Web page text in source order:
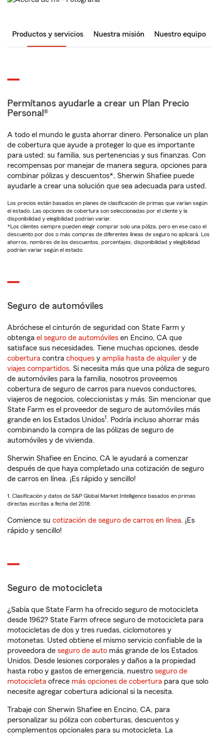
Productos y servicios Nuestra misión Nuestro equipo
Permítanos ayudarle a crear un Plan Precio
Personal®
A todo el mundo le gusta ahorrar dinero. Personalice un plan
de cobertura que ayude a proteger lo que es importante
para usted: su familia, sus pertenencias y sus finanzas. Con
recompensas por manejar de manera segura, opciones para
combinar pólizas y descuentos*, Sherwin Shafiee puede
ayudarle a crear una solución que sea adecuada para usted.
Los precios están basados en planes de clasificación de primas que varían según
el estado. Las opciones de cobertura son seleccionadas por el cliente y la
disponibilidad y elegibilidad podrían variar.
*Los clientes siempre pueden elegir comprar solo una póliza, pero en ese caso el
descuento por dos o más compras de diferentes líneas de seguro no aplicará. Los
ahorros, nombres de los descuentos, porcentajes, disponibilidad y elegibilidad
podrían variar según el estado.
Seguro de automóviles
Abróchese el cinturón de seguridad con State Farm y
obtenga el seguro de automóviles en Encino, CA que
satisface sus necesidades. Tiene muchas opciones, desde
cobertura contra choques y amplia hasta de alquiler y de
viajes compartidos. Si necesita más que una póliza de seguro
de automóviles para la familia, nosotros proveemos
cobertura de seguro de carros para nuevos conductores,
viajeros de negocios, coleccionistas y más. Sin mencionar que
State Farm es el proveedor de seguro de automóviles más
grande en los Estados Unidos1 . Podría incluso ahorrar más
combinando la compra de las pólizas de seguro de
automóviles y de vivienda.
Sherwin Shafiee en Encino, CA le ayudará a comenzar
después de que haya completado una cotización de seguro
de carros en línea. ¡Es rápido y sencillo!
1. Clasificación y datos de S&P Global Market Intelligence basados en primas
directas escritas a fecha del 2018.
Comience su cotización de seguro de carros en línea. ¡Es
rápido y sencillo!
Seguro de motocicleta
¿Sabía que State Farm ha ofrecido seguro de motocicleta
desde 1962? State Farm ofrece seguro de motocicleta para
motocicletas de dos y tres ruedas, ciclomotores y
motonetas. Usted obtiene el mismo servicio confiable de la
proveedora de seguro de auto más grande de los Estados
Unidos. Desde lesiones corporales y daños a la propiedad
hasta robo y gastos de emergencia, nuestro seguro de
motocicleta ofrece más opciones de cobertura para que solo
necesite agregar cobertura adicional si la necesita.
Trabaje con Sherwin Shafiee en Encino, CA, para
personalizar su póliza con coberturas, descuentos y
complementos opcionales para su motocicleta. La